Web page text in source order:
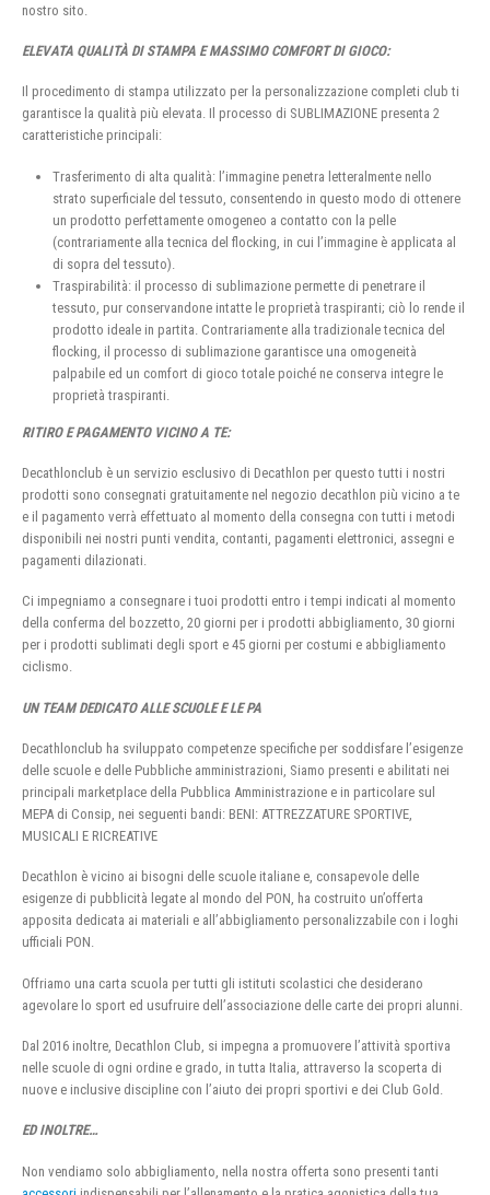
nostro sito.
ELEVATA QUALITÀ DI STAMPA E MASSIMO COMFORT DI GIOCO:
Il procedimento di stampa utilizzato per la personalizzazione completi club ti
garantisce la qualità più elevata. Il processo di SUBLIMAZIONE presenta 2
caratteristiche principali:
Trasferimento di alta qualità: l’immagine penetra letteralmente nello
strato superficiale del tessuto, consentendo in questo modo di ottenere
un prodotto perfettamente omogeneo a contatto con la pelle
(contrariamente alla tecnica del flocking, in cui l’immagine è applicata al
di sopra del tessuto).
Traspirabilità: il processo di sublimazione permette di penetrare il
tessuto, pur conservandone intatte le proprietà traspiranti; ciò lo rende il
prodotto ideale in partita. Contrariamente alla tradizionale tecnica del
flocking, il processo di sublimazione garantisce una omogeneità
palpabile ed un comfort di gioco totale poiché ne conserva integre le
proprietà traspiranti.
RITIRO E PAGAMENTO VICINO A TE:
Decathlonclub è un servizio esclusivo di Decathlon per questo tutti i nostri
prodotti sono consegnati gratuitamente nel negozio decathlon più vicino a te
e il pagamento verrà effettuato al momento della consegna con tutti i metodi
disponibili nei nostri punti vendita, contanti, pagamenti elettronici, assegni e
pagamenti dilazionati.
Ci impegniamo a consegnare i tuoi prodotti entro i tempi indicati al momento
della conferma del bozzetto, 20 giorni per i prodotti abbigliamento, 30 giorni
per i prodotti sublimati degli sport e 45 giorni per costumi e abbigliamento
ciclismo.
UN TEAM DEDICATO ALLE SCUOLE E LE PA
Decathlonclub ha sviluppato competenze specifiche per soddisfare l’esigenze
delle scuole e delle Pubbliche amministrazioni, Siamo presenti e abilitati nei
principali marketplace della Pubblica Amministrazione e in particolare sul
MEPA di Consip, nei seguenti bandi: BENI: ATTREZZATURE SPORTIVE,
MUSICALI E RICREATIVE
Decathlon è vicino ai bisogni delle scuole italiane e, consapevole delle
esigenze di pubblicità legate al mondo del PON, ha costruito un’offerta
apposita dedicata ai materiali e all’abbigliamento personalizzabile con i loghi
ufficiali PON.
Offriamo una carta scuola per tutti gli istituti scolastici che desiderano
agevolare lo sport ed usufruire dell’associazione delle carte dei propri alunni.
Dal 2016 inoltre, Decathlon Club, si impegna a promuovere l’attività sportiva
nelle scuole di ogni ordine e grado, in tutta Italia, attraverso la scoperta di
nuove e inclusive discipline con l’aiuto dei propri sportivi e dei Club Gold.
ED INOLTRE…
Non vendiamo solo abbigliamento, nella nostra offerta sono presenti tanti